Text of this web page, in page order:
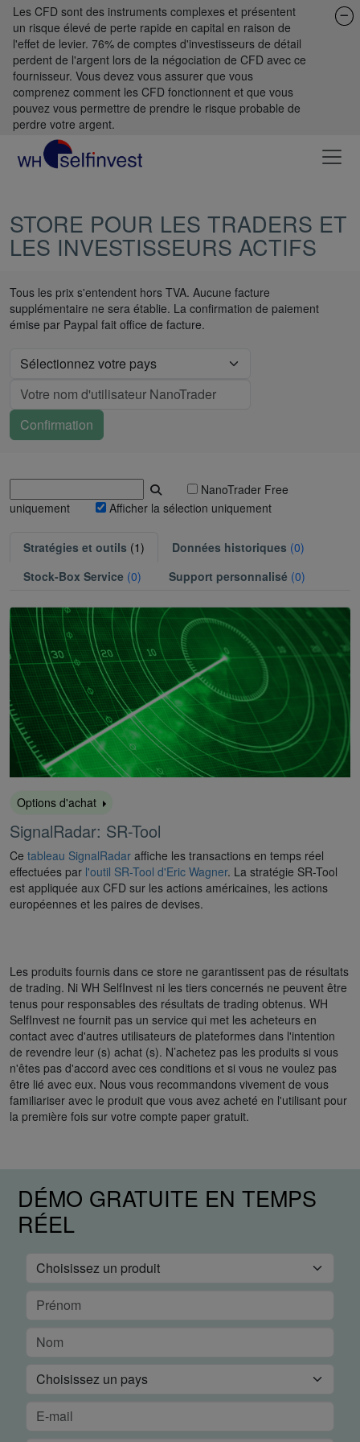
Les CFD sont des instruments complexes et présentent
un risque élevé de perte rapide en capital en raison de
l'effet de levier. 76% de comptes d'investisseurs de détail
perdent de l'argent lors de la négociation de CFD avec ce
fournisseur. Vous devez vous assurer que vous
comprenez comment les CFD fonctionnent et que vous
pouvez vous permettre de prendre le risque probable de
perdre votre argent.
STORE POUR LES TRADERS ET
LES INVESTISSEURS ACTIFS
Tous les prix s'entendent hors TVA. Aucune facture
supplémentaire ne sera établie. La confirmation de paiement
émise par Paypal fait office de facture.
NanoTrader Free
uniquement
Afficher la sélection uniquement
Stratégies et outils (1) Données historiques (0)
Stock-Box Service (0) Support personnalisé (0)
Options d'achat
SignalRadar: SR-Tool
Ce tableau SignalRadar affiche les transactions en temps réel
effectuées par l'outil SR-Tool d'Eric Wagner. La stratégie SR-Tool
est appliquée aux CFD sur les actions américaines, les actions
européennes et les paires de devises.
Les produits fournis dans ce store ne garantissent pas de résultats
de trading. Ni WH SelfInvest ni les tiers concernés ne peuvent être
tenus pour responsables des résultats de trading obtenus. WH
SelfInvest ne fournit pas un service qui met les acheteurs en
contact avec d'autres utilisateurs de plateformes dans l'intention
de revendre leur (s) achat (s). N’achetez pas les produits si vous
n'êtes pas d'accord avec ces conditions et si vous ne voulez pas
être lié avec eux. Nous vous recommandons vivement de vous
familiariser avec le produit que vous avez acheté en l'utilisant pour
la première fois sur votre compte paper gratuit.
DÉMO GRATUITE EN TEMPS
RÉEL